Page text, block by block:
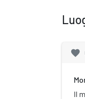
favorite
Il